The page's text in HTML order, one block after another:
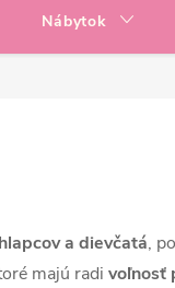
Nábytok
a dievčatá,
majú radi voľnosť